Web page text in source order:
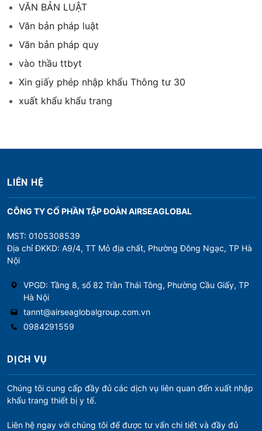
VĂN BẢN LUẬT
Văn bản pháp luật
Văn bản pháp quy
vào thầu ttbyt
Xin giấy phép nhập khẩu Thông tư 30
xuất khẩu khẩu trang
LIÊN HỆ
CÔNG TY CỔ PHẦN TẬP ĐOÀN AIRSEAGLOBAL
MST: 0105308539
Địa chỉ ĐKKD: A9/4, TT Mỏ địa chất, Phường Đông Ngạc, TP Hà
Nội
VPGD: Tầng 8, số 82 Trần Thái Tông, Phường Cầu Giấy, TP
Hà Nội
tannt@airseaglobalgroup.com.vn
0984291559
DỊCH VỤ
Chúng tôi cung cấp đầy đủ các dịch vụ liên quan đến xuất nhập
khẩu trang thiết bị y tế.
Liên hệ ngay với chúng tôi để được tư vấn chi tiết và đầy đủ